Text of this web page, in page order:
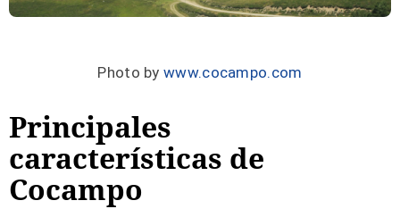
Photo bywww.cocampo.com
Principales
características de
Cocampo